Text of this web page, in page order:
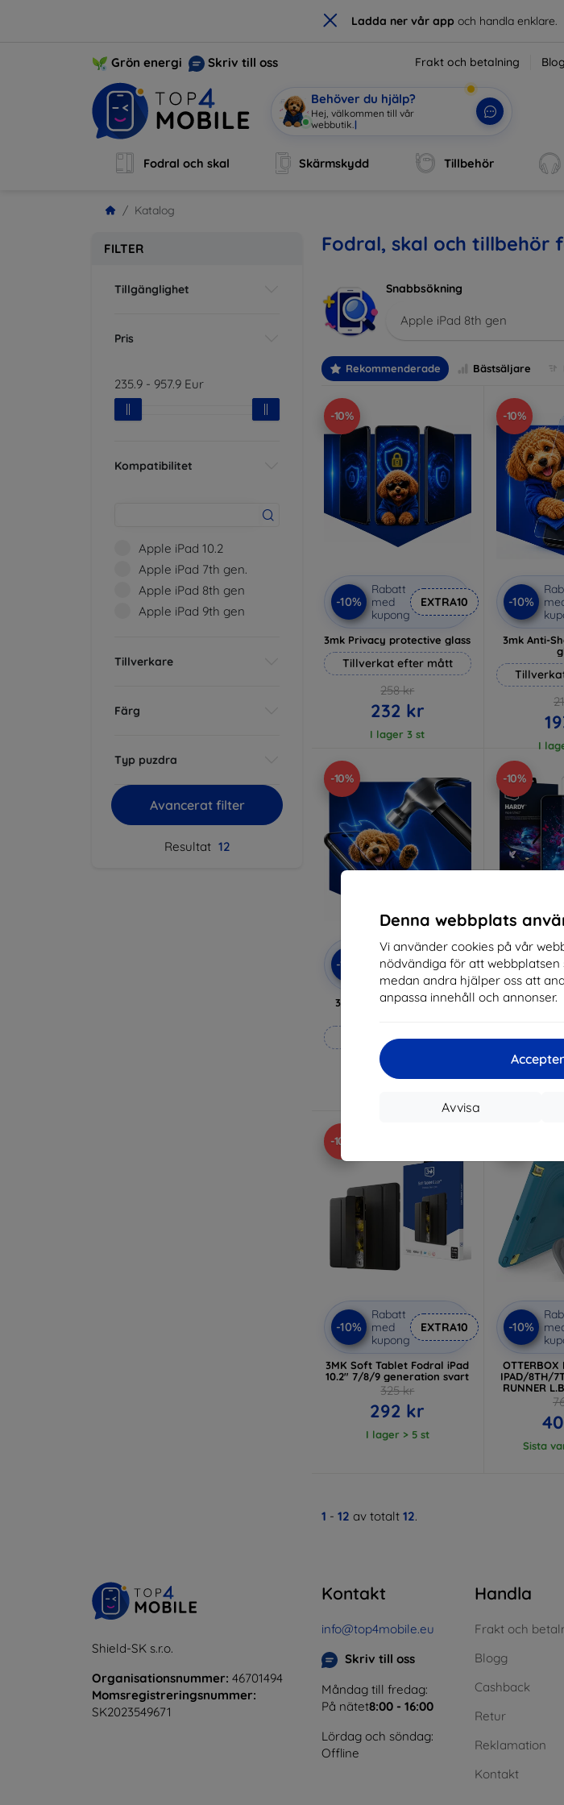
× Ladda ner vår app och handla enklare.
Denna webbplats
Vi använder cookies på vår
nödvändiga för att webbplatsen
medan andra hjälper oss att
anpassa innehåll och annonser.
Avvisa
Grön energi Skriv till oss Frakt och betalning
Behöver du hjälp?
Hej, välkommen till v|
Fodral och skal Skärmskydd Tillbehör
Katalog
FILTER
Tillgänglighet
Pris
235.9 - 957.9 Eur
Kompatibilitet
Apple iPad 10.2
Apple iPad 7th gen.
Apple iPad 8th gen
Apple iPad 9th gen
Tillverkare
Färg
Typ puzdra
Avancerat filter
Resultat 12
Fodral, skal och tillbehör
Snabbsökning
Apple iPad 8th gen
Rekommenderade Bästsäljare
-10%
-10%
Rabatt
med
kupong
EXTRA10
3mk Privacy protective glass
Tillverkat efter mått
258 kr
232 kr
I lager 3 st
-10%
-10%
3mk Anti-
I
-10%
-10%
Rabatt
med
kupong
EXTRA10
3mk Hammer protective
Tillverkat efter mått
247 kr
222 kr
-10%
-10%
3mk
-10%
-10%
Rabatt
med
kupong
EXTRA10
3MK Soft Tablet Fodral iPad
10.2" 7/8/9 generation svart
325 kr
292 kr
I lager > 5 st
-10%
OTTERBOX
IPAD/8TH/
RUNNER
Sista
1 - 12 av totalt 12.
Shield-SK s.r.o.
Organisationsnummer: 46701494
Momsregistreringsnummer:
SK2023549671
Kontakt
info@top4mobile.eu
Skriv till oss
Måndag till fredag:
På nätet8:00 - 16:00
Lördag och söndag:
Offline
Handla
Frakt och
Blogg
Cashback
Retur
Reklamation
Kontakt